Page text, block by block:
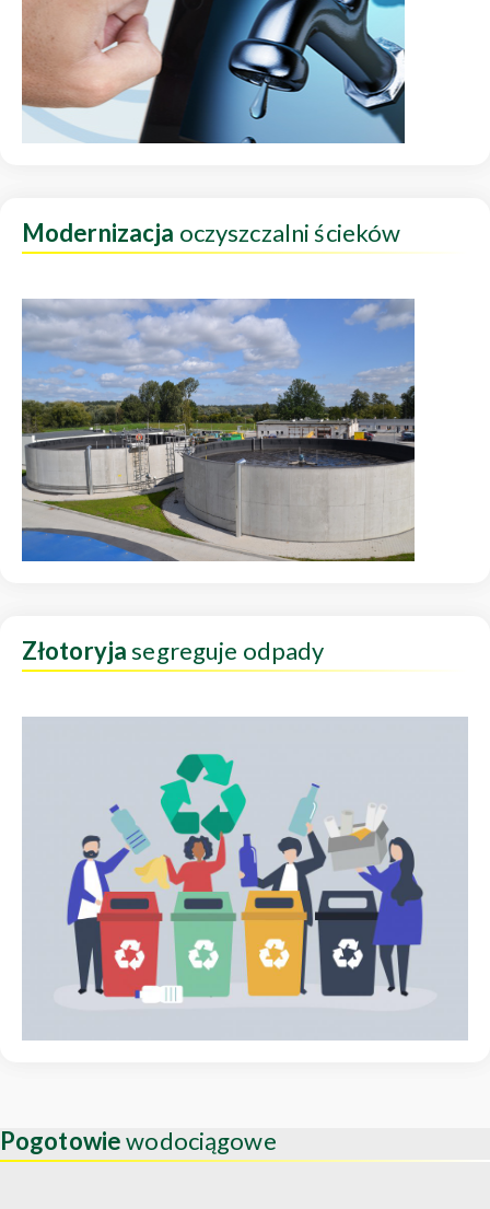
Modernizacja oczyszczalni ścieków
Złotoryjasegreguje odpady
Pogotowiewodociągowe